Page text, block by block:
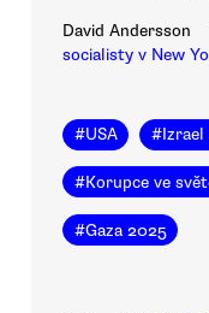
David Andersson
socialisty v New
#USA #Izrael
#Korupce ve
#Gaza 2025